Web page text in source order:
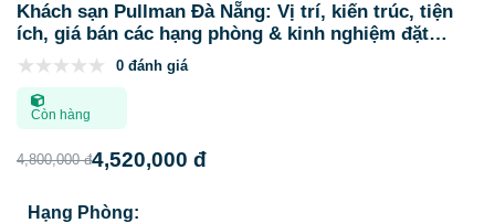
Khách sạn Pullman Đà Nẵng: Vị trí, kiến trúc, tiện
ích, giá bán các hạng phòng & kinh nghiệm đặt
phòng
0 đánh giá
Còn hàng
4,800,000 đ4,520,000 đ
Hạng Phòng: